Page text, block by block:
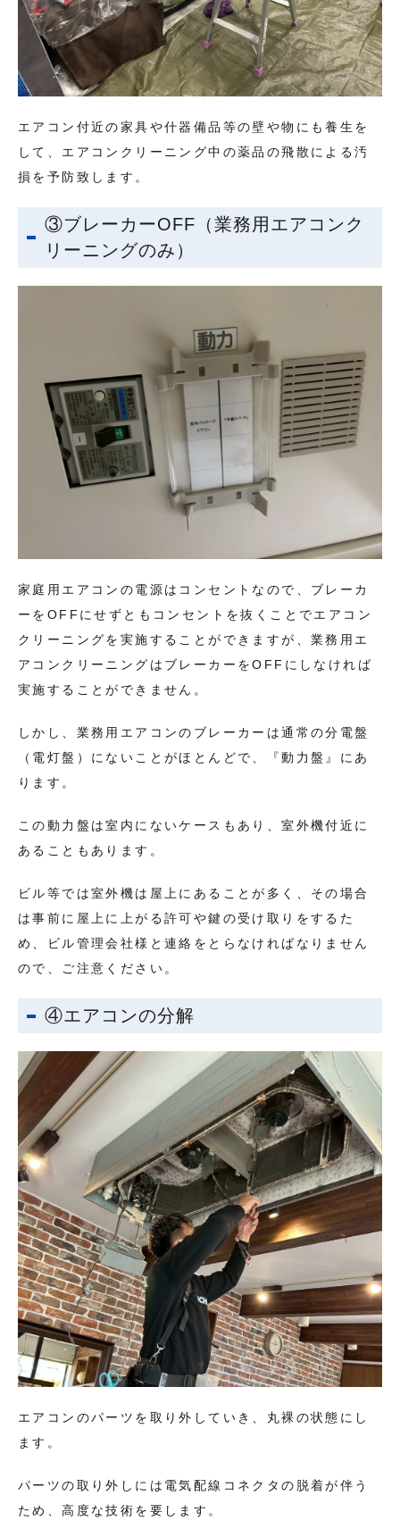
エアコン付近の家具や什器備品等の壁や物にも養生を
して、エアコンクリーニング中の薬品の飛散による汚
損を予防致します。
③ブレーカーOFF（業務用エアコンク
リーニングのみ）
家庭用エアコンの電源はコンセントなので、ブレーカ
ーをOFFにせずともコンセントを抜くことでエアコン
クリーニングを実施することができますが、業務用エ
アコンクリーニングはブレーカーをOFFにしなければ
実施することができません。
しかし、業務用エアコンのブレーカーは通常の分電盤
（電灯盤）にないことがほとんどで、『動力盤』にあ
ります。
この動力盤は室内にないケースもあり、室外機付近に
あることもあります。
ビル等では室外機は屋上にあることが多く、その場合
は事前に屋上に上がる許可や鍵の受け取りをするた
め、ビル管理会社様と連絡をとらなければなりません
ので、ご注意ください。
④エアコンの分解
エアコンのパーツを取り外していき、丸裸の状態にし
ます。
パーツの取り外しには電気配線コネクタの脱着が伴う
ため、高度な技術を要します。